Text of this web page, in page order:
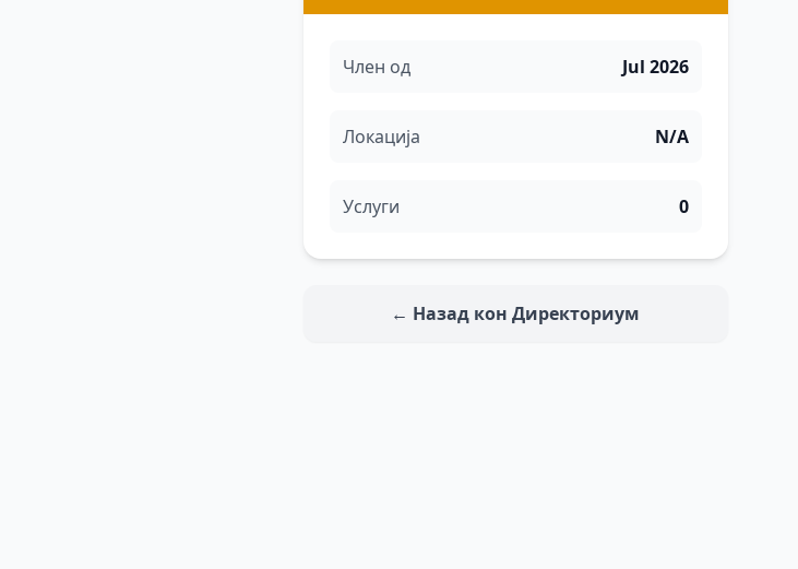
Член од Jul 2026
Локација N/A
Услуги 0
← Назад кон Директориум